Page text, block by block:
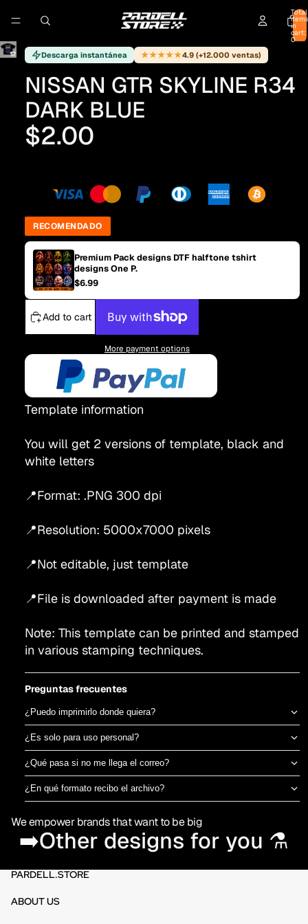
Total
items
in
cart:
0
Descarga instantánea ★★★★★4.9 (+12.000 ventas)
NISSAN GTR SKYLINE R34
DARK BLUE
$2.00
RECOMENDADO
Premium Pack designs DTF halftone tshirt
designs One P.
$6.99
Add to cart
More payment options
Template information
You will get 2 versions of template, black and
white letters
📍Format: .PNG 300 dpi
📍Resolution: 5000x7000 pixels
📍Not editable, just template
📍File is downloaded after payment is made
Note: This template can be printed and stamped
in various stamping techniques.
Preguntas frecuentes
¿Puedo imprimirlo donde quiera?
Sí, el archivo es tuyo para imprimir en el taller de DTF o sublimación
que prefieras. No estamos ligados a una imprenta específica.
¿Es solo para uso personal?
Puedes usarlo para camisetas propias o para vender productos
físicos ya impresos. No está permitido revender o redistribuir el
archivo digital en sí.
¿Qué pasa si no me llega el correo?
Revisa spam o promociones primero. Si aún así no aparece en 30
minutos, escríbenos por el chat de la tienda y te lo reenviamos al
¿En qué formato recibo el archivo?
directamente en DTF o sublimación.
We empower brands that want to be big
➡️Other designs for you ⚗️
PARDELL.STORE
ABOUT US